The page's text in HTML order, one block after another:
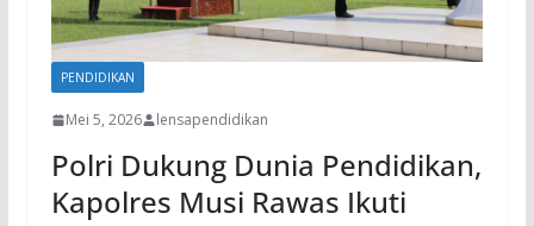
PENDIDIKAN
Mei 5, 2026 lensapendidikan
Polri Dukung Dunia Pendidikan,
Kapolres Musi Rawas Ikuti